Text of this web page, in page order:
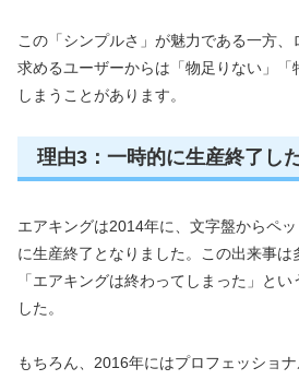
この「シンプルさ」が魅力である一方
求めるユーザーからは「物足りない」「
しまうことがあります。
理由3：一時的に生産終了し
エアキングは2014年に、文字盤からペ
に生産終了となりました。この出来事は
「エアキングは終わってしまった」と
した。
もちろん、2016年にはプロフェッショ